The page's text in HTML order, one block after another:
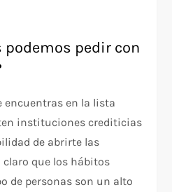
podemos pedir con
en la lista
instituciones crediticias
de abrirte las
que los hábitos
de personas son un alto